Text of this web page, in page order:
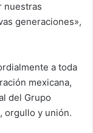
nuestras
generaciones»,
a toda
mexicana,
del Grupo
orgullo y unión.